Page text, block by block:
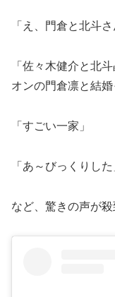
「え、門倉と北斗
「佐々木健介と北
オンの門倉凛と結婚
「すごい一家」
「あ～びっくりした
など、驚きの声が殺